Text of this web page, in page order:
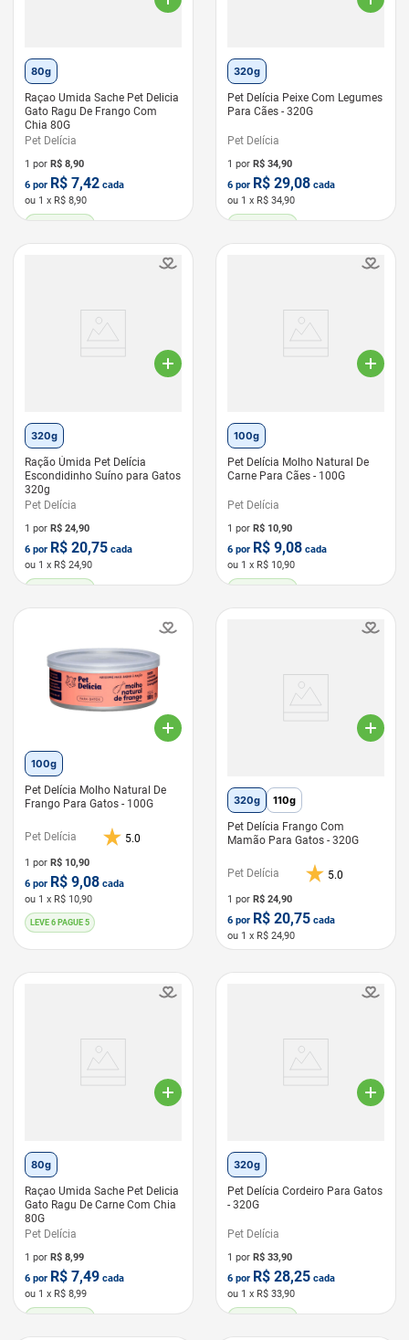
80g
Raçao Umida Sache Pet Delicia
Gato Ragu De Frango Com
Chia 80G
Pet Delícia
1 por R$ 8,90
6 por R$ 7,42 cada
ou 1 x R$ 8,90
320g
Pet Delícia Peixe Com Legumes
Para Cães - 320G
Pet Delícia
1 por R$ 34,90
6 por R$ 29,08 cada
ou 1 x R$ 34,90
320g
Ração Úmida Pet Delícia
Escondidinho Suíno para Gatos
320g
Pet Delícia
1 por R$ 24,90
6 por R$ 20,75 cada
ou 1 x R$ 24,90
100g
Pet Delícia Molho Natural De
Carne Para Cães - 100G
Pet Delícia
1 por R$ 10,90
6 por R$ 9,08 cada
ou 1 x R$ 10,90
100g
Pet Delícia Molho Natural De
Frango Para Gatos - 100G
Pet Delícia 5.0
1 por R$ 10,90
6 por R$ 9,08 cada
ou 1 x R$ 10,90
LEVE 6 PAGUE 5
320g 110g
Pet Delícia Frango Com
Mamão Para Gatos - 320G
Pet Delícia 5.0
1 por R$ 24,90
6 por R$ 20,75 cada
ou 1 x R$ 24,90
80g
Raçao Umida Sache Pet Delicia
Gato Ragu De Carne Com Chia
80G
Pet Delícia
1 por R$ 8,99
6 por R$ 7,49 cada
ou 1 x R$ 8,99
320g
Pet Delícia Cordeiro Para Gatos
- 320G
Pet Delícia
1 por R$ 33,90
6 por R$ 28,25 cada
ou 1 x R$ 33,90